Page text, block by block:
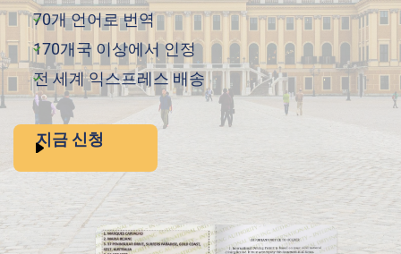
70개 언어로 번역
170개국 이상에서 인정
전 세계 익스프레스 배송
지금 신청